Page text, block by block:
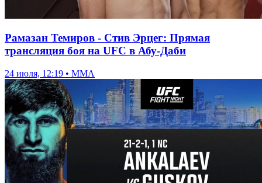
Рамазан Темиров - Стив Эрцег: Прямая
трансляция боя на UFC в Абу-Даби
24 июля, 12:19 • ММА